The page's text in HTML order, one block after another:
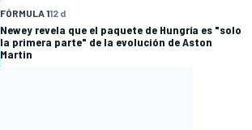
FÓRMULA 112 d
Newey revela que el paquete de Hungría es "solo
la primera parte" de la evolución de Aston
Martin